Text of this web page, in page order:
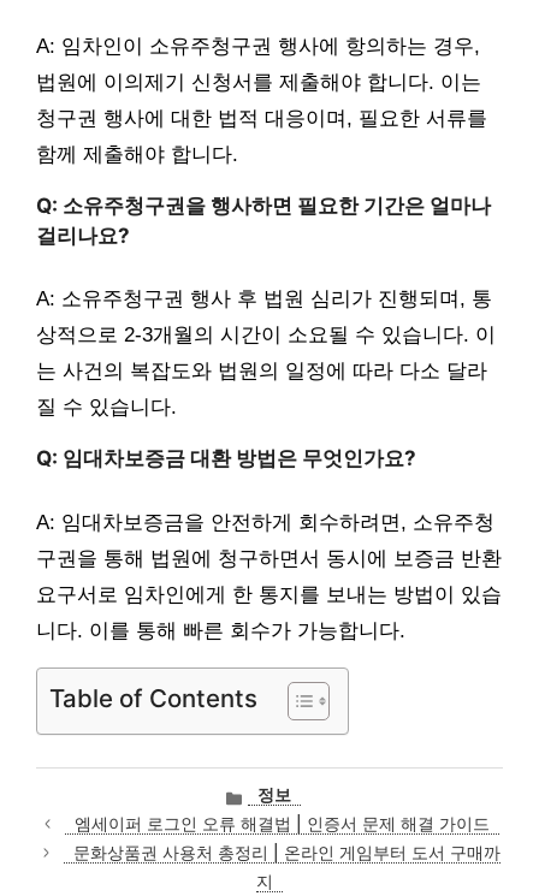
A: 임차인이 소유주청구권 행사에 항의하는 경우,
법원에 이의제기 신청서를 제출해야 합니다. 이는
청구권 행사에 대한 법적 대응이며, 필요한 서류를
함께 제출해야 합니다.
Q: 소유주청구권을 행사하면 필요한 기간은 얼마나
걸리나요?
A: 소유주청구권 행사 후 법원 심리가 진행되며, 통
상적으로 2-3개월의 시간이 소요될 수 있습니다. 이
는 사건의 복잡도와 법원의 일정에 따라 다소 달라
질 수 있습니다.
Q: 임대차보증금 대환 방법은 무엇인가요?
A: 임대차보증금을 안전하게 회수하려면, 소유주청
구권을 통해 법원에 청구하면서 동시에 보증금 반환
요구서로 임차인에게 한 통지를 보내는 방법이 있습
니다. 이를 통해 빠른 회수가 가능합니다.
Table of Contents
카
테
고
리
정보
엠세이퍼 로그인 오류 해결법 | 인증서 문제 해결 가이드
문화상품권 사용처 총정리 | 온라인 게임부터 도서 구매까
지